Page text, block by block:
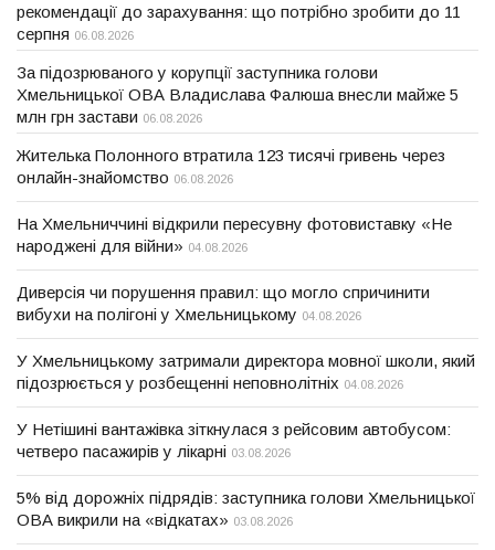
рекомендації до зарахування: що потрібно зробити до 11
серпня 06.08.2026
За підозрюваного у корупції заступника голови
Хмельницької ОВА Владислава Фалюша внесли майже 5
млн грн застави 06.08.2026
Жителька Полонного втратила 123 тисячі гривень через
онлайн-знайомство 06.08.2026
На Хмельниччині відкрили пересувну фотовиставку «Не
народжені для війни» 04.08.2026
Диверсія чи порушення правил: що могло спричинити
вибухи на полігоні у Хмельницькому 04.08.2026
У Хмельницькому затримали директора мовної школи, який
підозрюється у розбещенні неповнолітніх 04.08.2026
У Нетішині вантажівка зіткнулася з рейсовим автобусом:
четверо пасажирів у лікарні 03.08.2026
5% від дорожніх підрядів: заступника голови Хмельницької
ОВА викрили на «відкатах» 03.08.2026